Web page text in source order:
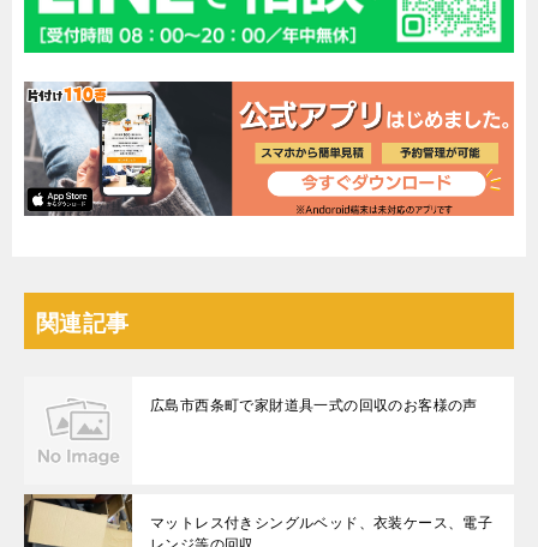
関連記事
広島市西条町で家財道具一式の回収のお客様の声
マットレス付きシングルベッド、衣装ケース、電子